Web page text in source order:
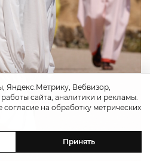
Яндекс.Метрику, Вебвизор,
сайта, аналитики и рекламы.
на обработку метрических
Принять